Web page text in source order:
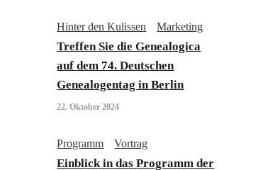
Hinter den Kulissen Marketing
Treffen Sie die Genealogica
auf dem 74. Deutschen
Genealogentag in Berlin
22. Oktober 2024
Programm Vortrag
Einblick in das Programm der